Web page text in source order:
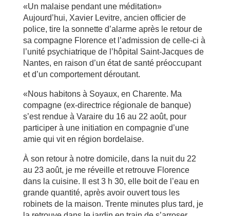
«Un malaise pendant une méditation»
Aujourd’hui, Xavier Levitre, ancien officier de
police, tire la sonnette d’alarme après le retour de
sa compagne Florence et l’admission de celle-ci à
l’unité psychiatrique de l’hôpital Saint-Jacques de
Nantes, en raison d’un état de santé préoccupant
et d’un comportement déroutant.
«Nous habitons à Soyaux, en Charente. Ma
compagne (ex-directrice régionale de banque)
s’est rendue à Varaire du 16 au 22 août, pour
participer à une initiation en compagnie d’une
amie qui vit en région bordelaise.
À son retour à notre domicile, dans la nuit du 22
au 23 août, je me réveille et retrouve Florence
dans la cuisine. Il est 3 h 30, elle boit de l’eau en
grande quantité, après avoir ouvert tous les
robinets de la maison. Trente minutes plus tard, je